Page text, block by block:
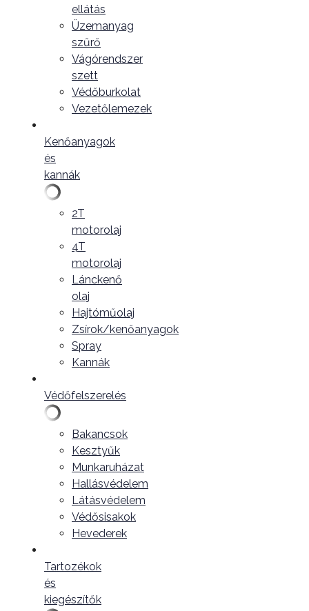
ellátás
Üzemanyag
szűrő
Vágórendszer
szett
Védőburkolat
Vezetőlemezek
Kenőanyagok
és
kannák
2T
motorolaj
4T
motorolaj
Lánckenő
olaj
Hajtóműolaj
Zsírok/kenőanyagok
Spray
Kannák
Védőfelszerelés
Bakancsok
Kesztyűk
Munkaruházat
Hallásvédelem
Látásvédelem
Védősisakok
Hevederek
Tartozékok
és
kiegészítők